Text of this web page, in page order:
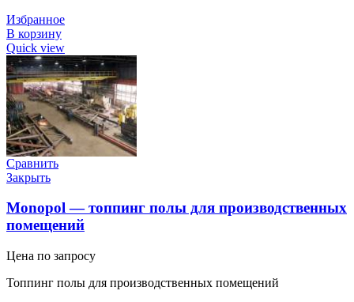
Избранное
В корзину
Quick view
Сравнить
Закрыть
Monopol — топпинг полы для производственных
помещений
Цена по запросу
Топпинг полы для производственных помещений